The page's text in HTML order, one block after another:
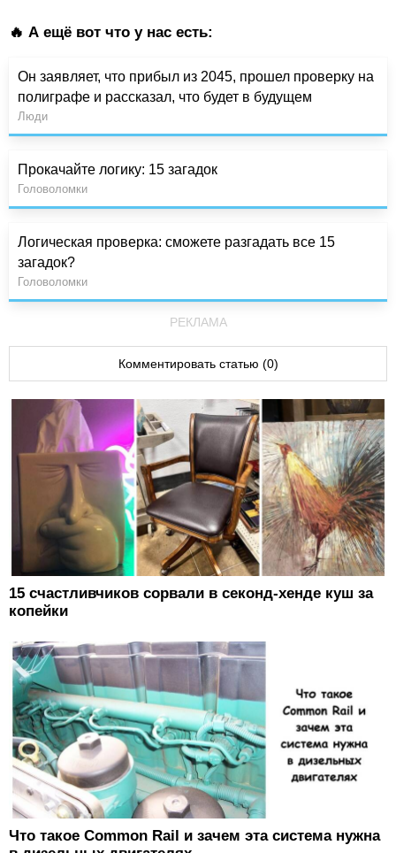
🔥 А ещё вот что у нас есть:
Он заявляет, что прибыл из 2045, прошел проверку на
полиграфе и рассказал, что будет в будущем
Люди
Прокачайте логику: 15 загадок
Головоломки
Логическая проверка: сможете разгадать все 15
загадок?
Головоломки
РЕКЛАМА
Комментировать статью (0)
15 счастливчиков сорвали в секонд-хенде куш за
копейки
Что такое Common Rail и зачем эта система нужна